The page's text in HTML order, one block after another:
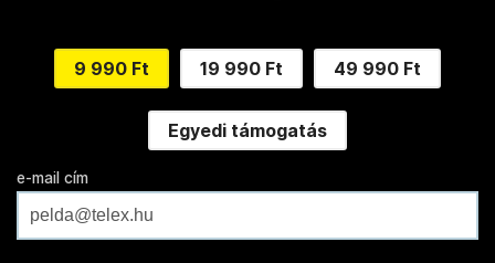
9 990 Ft 19 990 Ft 49 990 Ft
Egyedi támogatás
e-mail cím